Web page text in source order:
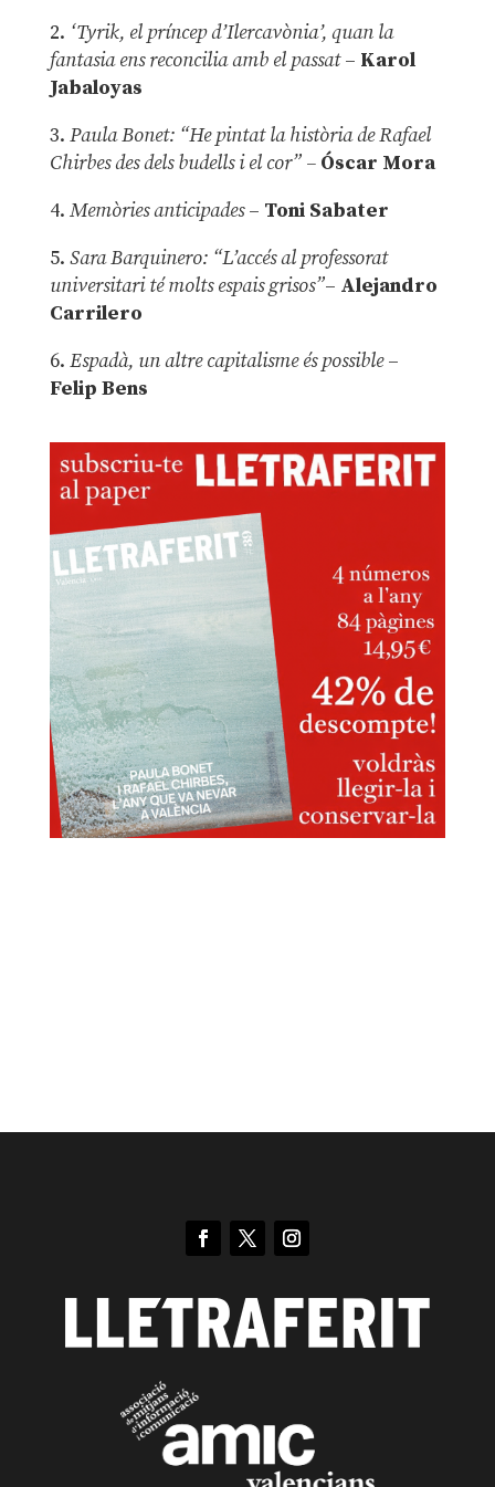
2. ‘Tyrik, el príncep d’Ilercavònia’, quan la
fantasia ens reconcilia amb el passat– Karol
Jabaloyas
3. Paula Bonet: “He pintat la història de Rafael
Chirbes des dels budells i el cor” –Óscar Mora
4. Memòries anticipades– Toni Sabater
5. Sara Barquinero: “L’accés al professorat
universitari té molts espais grisos”– Alejandro
Carrilero
6. Espadà, un altre capitalisme és possible –
Felip Bens